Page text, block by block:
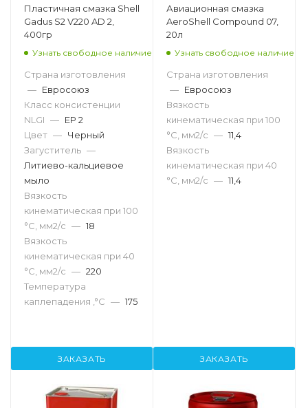
Пластичная смазка Shell
Gadus S2 V220 AD 2,
400гр
Узнать свободное наличие
Страна изготовления
— Евросоюз
Класс консистенции
NLGI — EP 2
Цвет — Черный
Загуститель —
Литиево-кальциевое
мыло
Вязкость
кинематическая при 100
°С, мм2/с — 18
Вязкость
кинематическая при 40
°С, мм2/с — 220
Температура
каплепадения ,°C — 175
ЗАКАЗАТЬ
Авиационная смазка
AeroShell Compound 07,
20л
Узнать свободное наличие
Страна изготовления
— Евросоюз
Вязкость
кинематическая при 100
°С, мм2/с — 11,4
Вязкость
кинематическая при 40
°С, мм2/с — 11,4
ЗАКАЗАТЬ